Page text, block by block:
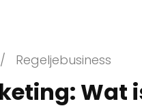
/ Regeljebusiness
Wat